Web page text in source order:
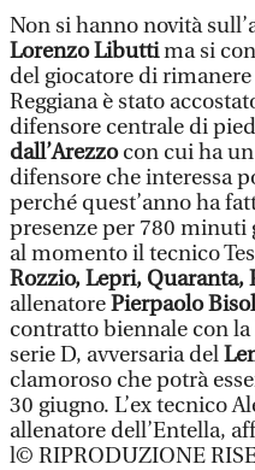
Non si hanno novità
Lorenzo Libuttima si
del giocatore di
Reggiana è stato
difensore centrale di
dall’Arezzocon cui ha
difensore che interessa
perché quest’anno ha
presenze per 780
al momento il tecnico
Rozzio, Lepri, Quaranta,
allenatorePierpaolo
contratto biennale con la
serie D, avversaria del
clamoroso che potrà
30 giugno. L’ex tecnico
allenatore dell’Entella,
l© RIPRODUZIONE